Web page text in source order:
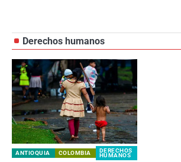
Derechos humanos
ANTIOQUIA COLOMBIA DERECHOS
HUMANOS